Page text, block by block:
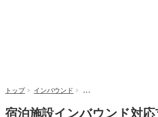
トップ インバウンド 宿泊施設インバウンド
宿泊施設インバウンド対応